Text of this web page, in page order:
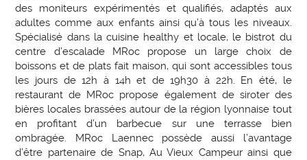
des moniteurs expérimentés et qualifiés, adaptés aux
adultes comme aux enfants ainsi qu’à tous les niveaux.
Spécialisé dans la cuisine healthy et locale, le bistrot du
centre d’escalade MRoc propose un large choix de
boissons et de plats fait maison, qui sont accessibles tous
les jours de 12h à 14h et de 19h30 à 22h. En été, le
restaurant de MRoc propose également de siroter des
bières locales brassées autour de la région lyonnaise tout
en profitant d’un barbecue sur une terrasse bien
ombragée. MRoc Laennec possède aussi l’avantage
d’être partenaire de Snap, Au Vieux Campeur ainsi que